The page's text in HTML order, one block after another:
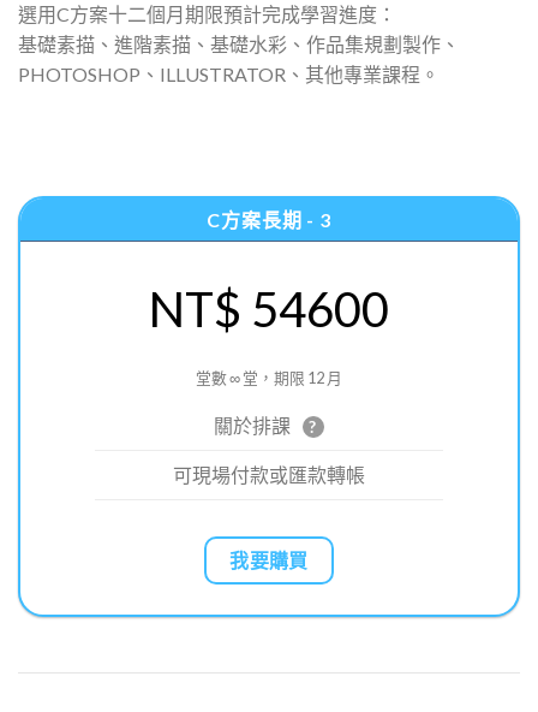
選用C方案十二個月期限預計完成學習進度：
基礎素描、進階素描、基礎水彩、作品集規劃製作、
PHOTOSHOP、ILLUSTRATOR、其他專業課程。
C方案長期 - 3
NT$ 54600
堂數 ∞ 堂，期限 12 月
關於排課 ?
可現場付款或匯款轉帳
我要購買